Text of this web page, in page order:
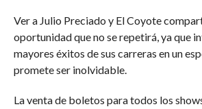
Ver a Julio Preciado y El Coyote
oportunidad que no se repetirá, ya que
mayores éxitos de sus carreras en un
promete ser inolvidable.
La venta de boletos para todos los